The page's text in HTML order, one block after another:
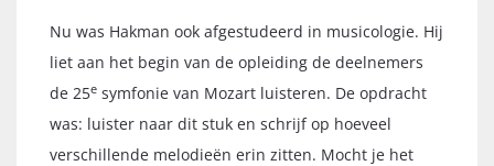
Nu was Hakman ook afgestudeerd in musicologie. Hij
liet aan het begin van de opleiding de deelnemers
de 25e symfonie van Mozart luisteren. De opdracht
was: luister naar dit stuk en schrijf op hoeveel
verschillende melodieën erin zitten. Mocht je het